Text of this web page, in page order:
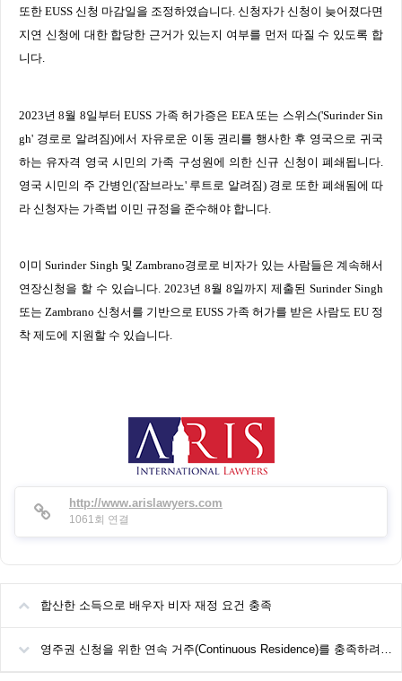
또한 EUSS 신청 마감일을 조정하였습니다. 신청자가 신청이 늦어졌다면
지연 신청에 대한 합당한 근거가 있는지 여부를 먼저 따질 수 있도록 합
니다.
2023년 8월 8일부터 EUSS 가족 허가증은 EEA 또는 스위스('Surinder Sin
gh' 경로로 알려짐)에서 자유로운 이동 권리를 행사한 후 영국으로 귀국
하는 유자격 영국 시민의 가족 구성원에 의한 신규 신청이 폐쇄됩니다
영국 시민의 주 간병인('잠브라노' 루트로 알려짐) 경로 또한 폐쇄됨에 따
라 신청자는 가족법 이민 규정을 준수해야 합니다
이미 Surinder Singh 및 Zambrano경로로 비자가 있는 사람들은 계속해서
연장신청을 할 수 있습니다. 2023년 8월 8일까지 제출된 Surinder Singh
또는 Zambrano 신청서를 기반으로 EUSS 가족 허가를 받은 사람도 EU 정
착 제도에 지원할 수 있습니다.
http://www.arislawyers.com
1061회 연결
합산한 소득으로 배우자 비자 재정 요건 충족
영주권 신청을 위한 연속 거주(Continuous Residence)를 충족하려면?